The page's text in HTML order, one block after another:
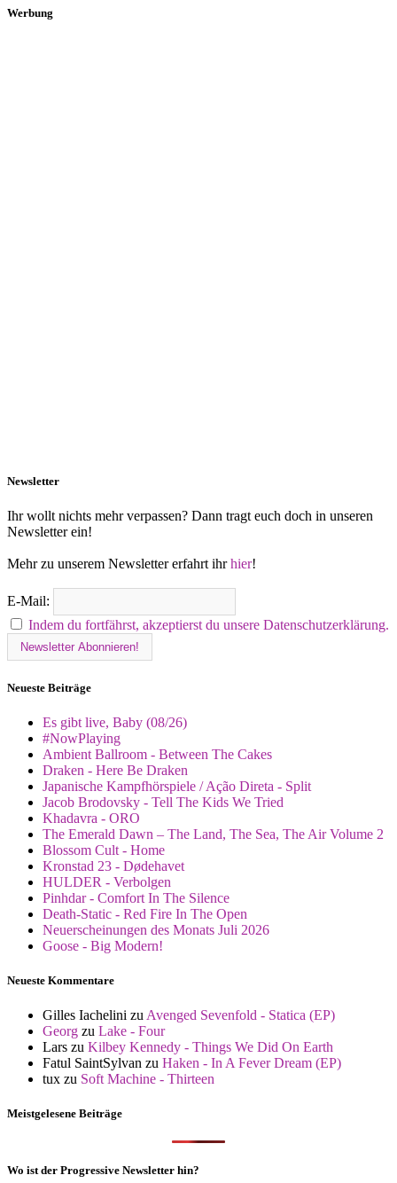
Werbung
Newsletter
Ihr wollt nichts mehr verpassen? Dann tragt euch doch in unseren
Newsletter ein!
Mehr zu unserem Newsletter erfahrt ihrhier!
E-Mail:
Indem du fortfährst, akzeptierst du unsere Datenschutzerklärung.
Neueste Beiträge
Es gibt live, Baby (08/26)
#NowPlaying
Ambient Ballroom - Between The Cakes
Draken - Here Be Draken
Japanische Kampfhörspiele / Ação Direta - Split
Jacob Brodovsky - Tell The Kids We Tried
Khadavra - ORO
The Emerald Dawn – The Land, The Sea, The Air Volume 2
Blossom Cult - Home
Kronstad 23 - Dødehavet
HULDER - Verbolgen
Pinhdar - Comfort In The Silence
Death-Static - Red Fire In The Open
Neuerscheinungen des Monats Juli 2026
Goose - Big Modern!
Neueste Kommentare
Gilles Iachelini zu Avenged Sevenfold - Statica (EP)
Georg zu Lake - Four
Lars zu Kilbey Kennedy - Things We Did On Earth
Fatul SaintSylvan zu Haken - In A Fever Dream (EP)
tux zu Soft Machine - Thirteen
Meistgelesene Beiträge
Wo ist der Progressive Newsletter hin?